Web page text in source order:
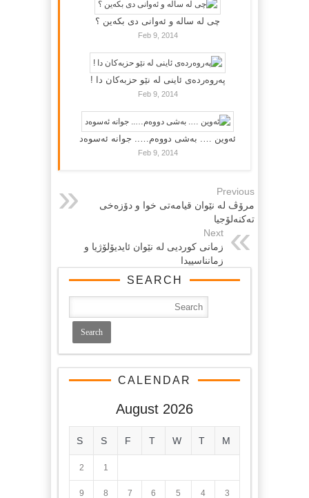
چی لە سالە و ئەوانی دی بكەین ؟
Feb 9, 2014
پەروەردەی ئاینی لە نێو حزبەکان دا !
Feb 9, 2014
ئەوین …. بەشی دووەم….. جوانە ئەسوەد
Feb 9, 2014
Previous
مرۆڤ له‌ نێوان قیامه‌تی خوا و دۆزه‌خی
ته‌کنه‌لۆجیا
Next
زمانی کوردیی له‌ نێوان ئایدیۆلۆژیا و
زمانناسییدا
SEARCH
CALENDAR
August 2026
M
T
W
T
F
S
S
1
2
3
4
5
6
7
8
9